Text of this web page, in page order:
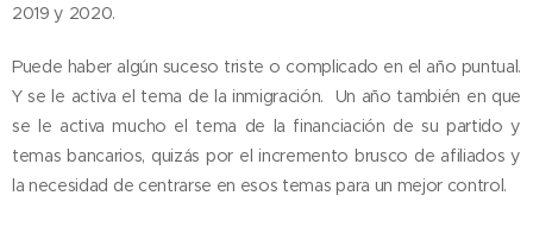
2019 y 2020.
Puede haber algún suceso triste o complicado en el año puntual.
Y se le activa el tema de la inmigración. Un año también en que
se le activa mucho el tema de la financiación de su partido y
temas bancarios, quizás por el incremento brusco de afiliados y
la necesidad de centrarse en esos temas para un mejor control.